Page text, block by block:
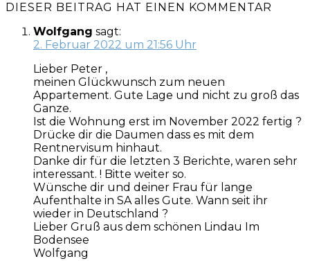
DIESER BEITRAG HAT EINEN KOMMENTAR
Wolfgang sagt:
2. Februar 2022 um 21:56 Uhr
Lieber Peter ,
meinen Glückwunsch zum neuen
Appartement. Gute Lage und nicht zu groß das
Ganze.
Ist die Wohnung erst im November 2022 fertig ?
Drücke dir die Daumen dass es mit dem
Rentnervisum hinhaut.
Danke dir für die letzten 3 Berichte, waren sehr
interessant. ! Bitte weiter so.
Wünsche dir und deiner Frau für lange
Aufenthalte in SA alles Gute. Wann seit ihr
wieder in Deutschland ?
Lieber Gruß aus dem schönen Lindau Im
Bodensee
Wolfgang